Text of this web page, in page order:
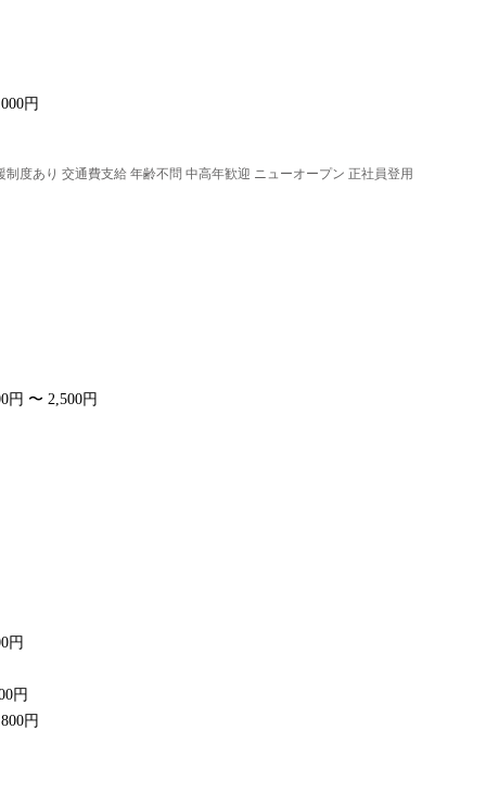
円
度あり 交通費支給 年齢不問 中高年歓迎 ニューオープン 正社員登用
円 〜 2,500円
円
円
円